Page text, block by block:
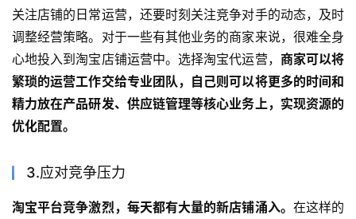
关注店铺的日常运营，还要时刻关注竞争对手的动态，及时
调整经营策略。对于一些有其他业务的商家来说，很难全身
心地投入到淘宝店铺运营中。选择淘宝代运营， 商家可以将
繁琐的运营工作交给专业团队，自己则可以将更多的时间和
精力放在产品研发、供应链管理等核心业务上，实现资源的
优化配置。
3.应对竞争压力
淘宝平台竞争激烈，每天都有大量的新店铺涌入。 在这样的